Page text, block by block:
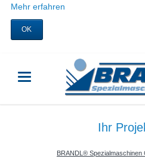
Mehr erfahren
OK
Ihr
BRANDL® Spezialmaschinen